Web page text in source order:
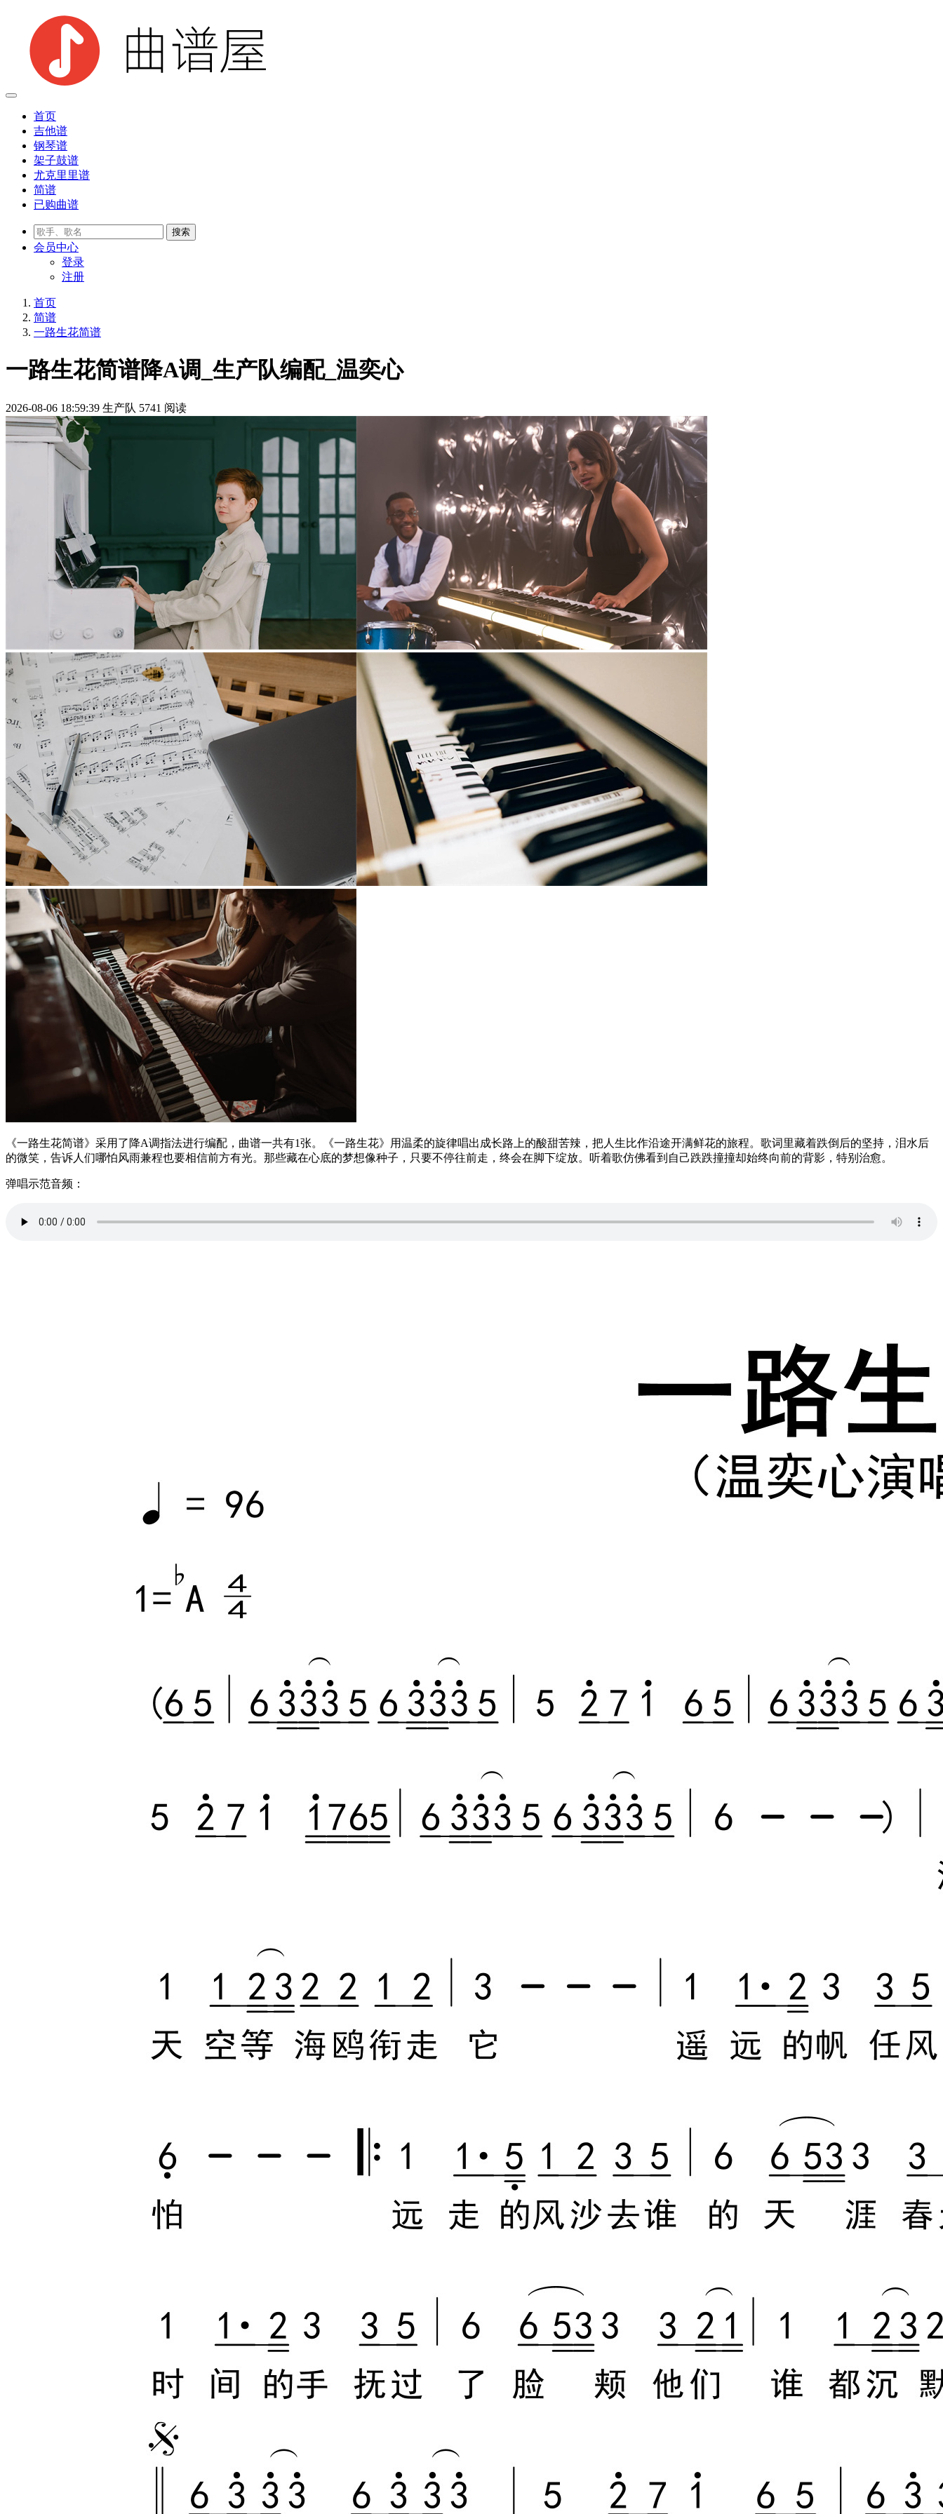
首页
吉他谱
钢琴谱
架子鼓谱
尤克里里谱
简谱
已购曲谱
会员中心
登录
注册
首页
简谱
一路生花简谱
一路生花简谱降A调_生产队编配_温奕心
2026-08-06 18:59:39 生产队 5741 阅读
《一路生花简谱》采用了降A调指法进行编配，曲谱一共有1张。《一路生花》用温柔的旋律唱出成长路上的酸甜苦辣，把人生比作沿途开满鲜花的旅程。歌词里藏着跌倒后的坚持，泪水后
的微笑，告诉人们哪怕风雨兼程也要相信前方有光。那些藏在心底的梦想像种子，只要不停往前走，终会在脚下绽放。听着歌仿佛看到自己跌跌撞撞却始终向前的背影，特别治愈。
弹唱示范音频：